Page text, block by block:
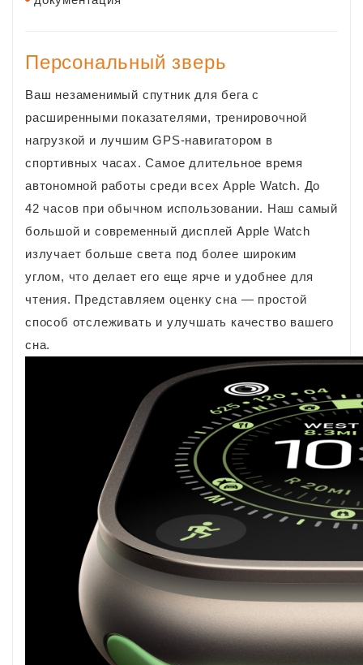
Персональный зверь
Ваш незаменимый спутник для бега с
расширенными показателями, тренировочной
нагрузкой и лучшим GPS-навигатором в
спортивных часах. Самое длительное время
автономной работы среди всех Apple Watch. До
42 часов при обычном использовании. Наш самый
большой и современный дисплей Apple Watch
излучает больше света под более широким
углом, что делает его еще ярче и удобнее для
чтения. Представляем оценку сна — простой
способ отслеживать и улучшать качество вашего
сна.